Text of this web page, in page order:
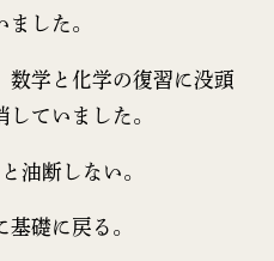
した。
数学と化学の復習に没頭
ていました。
油断しない。
礎に戻る。